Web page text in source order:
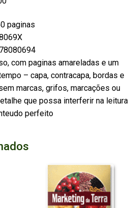
paginas
com paginas amareladas e um
– capa, contracapa, bordas e
marcas, grifos, marcações ou
que possa interferir na leitura
perfeito